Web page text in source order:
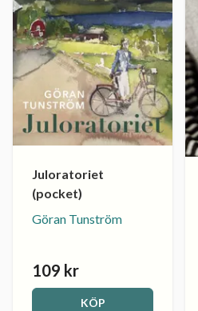
Juloratoriet
(pocket)
Göran Tunström
109 kr
KÖP